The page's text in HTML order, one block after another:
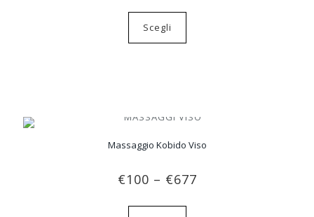
Scegli
Massaggio Kobido Viso
€100 – €677